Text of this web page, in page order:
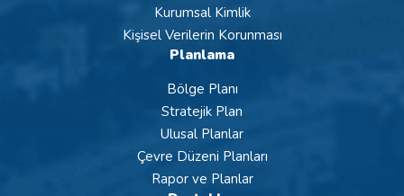
Kurumsal Kimlik
Kişisel Verilerin Korunması
Planlama
Bölge Planı
Stratejik Plan
Ulusal Planlar
Çevre Düzeni Planları
Rapor ve Planlar